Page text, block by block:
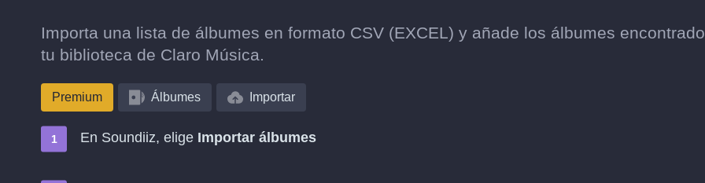
Importa una lista de álbumes en formato CSV (EXCEL) y añade los álbumes
tu biblioteca de Claro Música.
Premium Álbumes Importar
En Soundiiz, elige Importar álbumes